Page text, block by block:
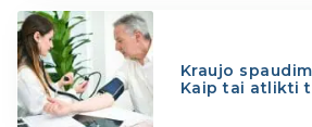
Kraujo
Kaip tai atlikti